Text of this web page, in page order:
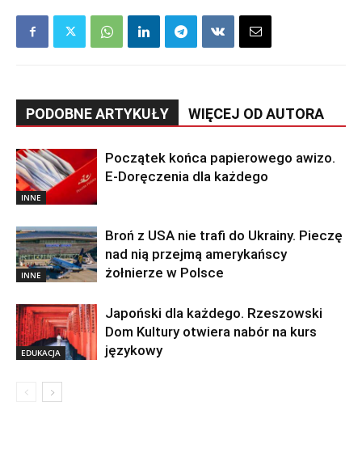
PODOBNE ARTYKUŁY WIĘCEJ OD AUTORA
INNE
Początek końca papierowego awizo.
E-Doręczenia dla każdego
INNE
Broń z USA nie trafi do Ukrainy. Pieczę
nad nią przejmą amerykańscy
żołnierze w Polsce
EDUKACJA
Japoński dla każdego. Rzeszowski
Dom Kultury otwiera nabór na kurs
językowy